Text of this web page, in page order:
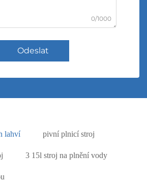
0/1000
Odeslat
lahví pivní plnicí stroj
3 15l stroj na plnění vody